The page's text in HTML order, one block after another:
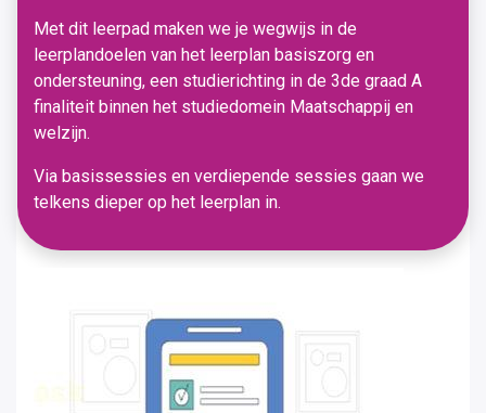
Met dit leerpad maken we je wegwijs in de
leerplandoelen van het leerplan basiszorg en
ondersteuning, een studierichting in de 3de graad A
finaliteit binnen het studiedomein Maatschappij en
welzijn.
Via basissessies en verdiepende sessies gaan we
telkens dieper op het leerplan in.